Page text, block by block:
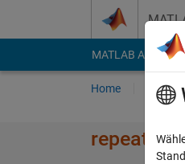
MATLAB Answers
Home Fragen
repeating